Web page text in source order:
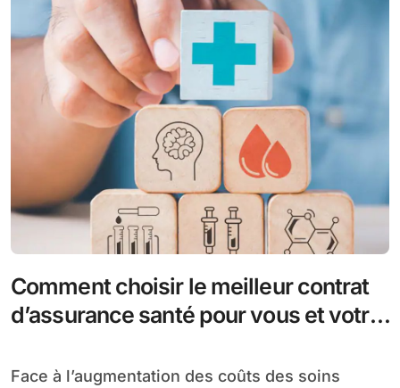
Comment choisir le meilleur contrat
d’assurance santé pour vous et votre
Face à l’augmentation des coûts des soins